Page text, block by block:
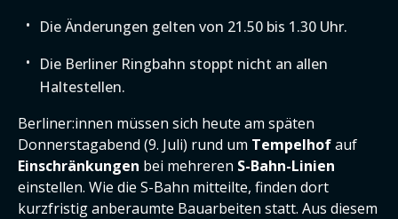
Die Änderungen gelten von 21.50 bis 1.30 Uhr.
Die Berliner Ringbahn stoppt nicht an allen
Haltestellen.
Berliner:innen müssen sich heute am späten
Donnerstagabend (9. Juli) rund um Tempelhofauf
Einschränkungen bei mehreren S-Bahn-Linien
einstellen. Wie die S-Bahn mitteilte, finden dort
kurzfristig anberaumte Bauarbeiten statt. Aus diesem